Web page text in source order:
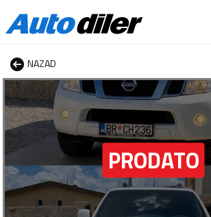
NAZAD